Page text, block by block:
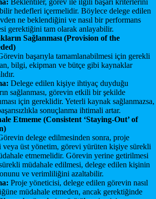
hedefleri içermelidir. Böylece delege edilen
ne beklendiğini ve nasıl bir performans
gerektiğini tam olarak anlayabilir.
Sağlanması (Provision of the
başarıyla tamamlanabilmesi için gerekli
bilgi, ekipman ve bütçe gibi kaynaklar
Delege edilen kişiye ihtiyaç duyduğu
sağlanması, görevin etkili bir şekilde
için gereklidir. Yeterli kaynak sağlanmazsa,
sonuçlanma ihtimali artar.
Etmeme (Consistent ‘Staying-Out’ of
delege edilmesinden sonra, proje
veya üst yönetim, görevi yürüten kişiye sürekli
etmemelidir. Görevin yerine getirilmesi
müdahale edilmesi, delege edilen kişinin
ve verimliliğini azaltabilir.
Proje yöneticisi, delege edilen görevin nasıl
müdahale etmeden, ancak gerektiğinde